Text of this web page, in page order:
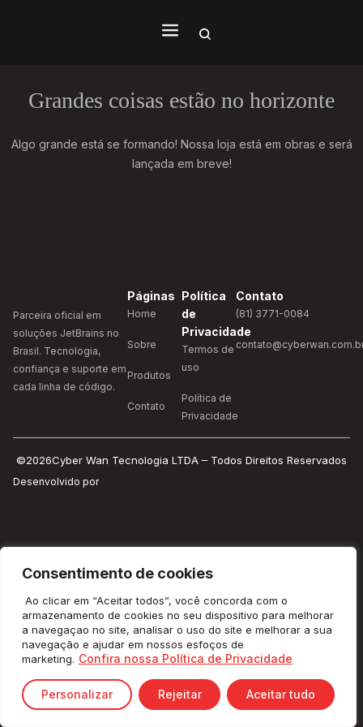
Consentimento de cookies
Ao clicar em “Aceitar todos”, você concorda com o
armazenamento de cookies no seu dispositivo para melhorar
a navegaçao no site, analisar o uso do site e melhorar a sua
navegação e ajudar em nossos esfoços de
marketing. Confira nossa Política de Privacidade
Personalizar Rejeitar Aceitar tudo
Grandes coisas estão no horizonte
Algo grande está se formando! Nossa loja está em obras e será
lançada em breve!
Parceira oficial em
soluções JetBrains no
Brasil. Tecnologia,
confiança e suporte em
cada linha de código.
Páginas
Home
Sobre
Produtos
Contato
Política
de
Privacidade
Termos de
uso
Política de
Privacidade
Contato
(81) 3771-0084
©2026Cyber Wan Tecnologia LTDA – Todos Direitos Reservados
Desenvolvido por